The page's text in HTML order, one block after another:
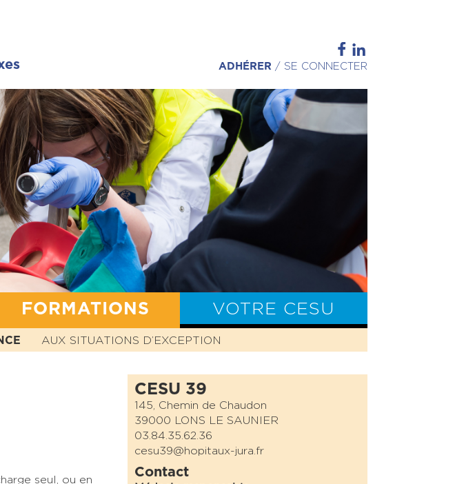
ADHÉRER / SE CONNECTER
VALEURS STATUTS BILAN CESU
FORMATIONS
AUX SITUATIONS D’EXCEPTION
VOTRE CESU
seul, ou en
CESU 39
145, Chemin de Chaudon
39000 LONS LE SAUNIER
03.84.35.62.36
cesu39@hopitaux-jura.fr
Contact